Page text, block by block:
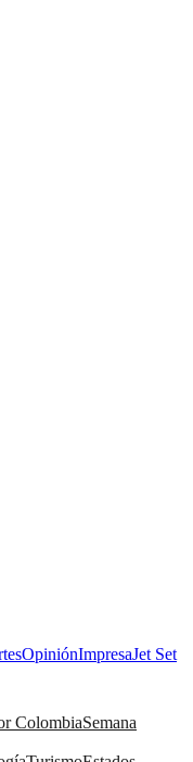
OpiniónImpresaJet Set
ColombiaSemana